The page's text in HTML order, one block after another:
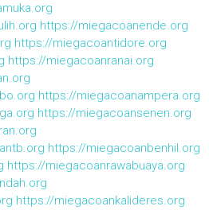
https://miegacoanende.org
https://miegacoantidore.org
https://miegacoanranai.org
https://miegacoanampera.org
https://miegacoansenen.org
https://miegacoanbenhil.org
https://miegacoanrawabuaya.org
https://miegacoankalideres.org